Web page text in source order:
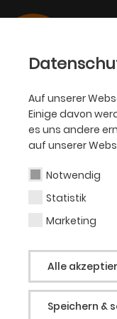
Auf unserer
Einige davon
es uns andere
auf unserer
Notwendig
Statistik
Marketing
Alle
Speichern &
OPER
Melissa King
an der
Nach ihrem
Tänzerin in